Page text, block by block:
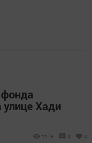
Хади
1178 0 0